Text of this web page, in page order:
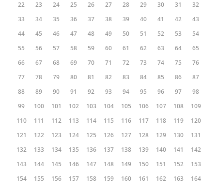
22
23 24 25 26 27 28 29 30 31
32
33
34 35 36 37 38 39 40 41 42
43
44
45 46 47 48 49 50 51 52 53
54
55
56 57 58 59 60 61 62 63 64
65
66
67 68 69 70 71 72 73 74 75
76
77
78 79 80 81 82 83 84 85 86
87
88
89 90 91 92 93 94 95 96 97
98
99
100 101 102 103 104 105 106 107 108
109
110
111 112 113 114 115 116 117 118 119
120
121
122 123 124 125 126 127 128 129 130
131
132
133 134 135 136 137 138 139 140 141
142
143
144 145 146 147 148 149 150 151 152
153
154
155 156 157 158 159 160 161 162 163
164